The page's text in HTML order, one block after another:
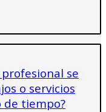
se
o servicios
tiempo?